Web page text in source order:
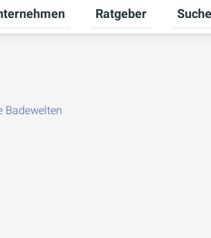
umschalten
für Karriere umschalten
Untermenü für
Ratgeber Suche
Badewelten